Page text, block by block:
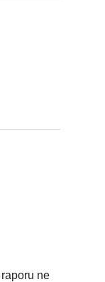
raporu ne